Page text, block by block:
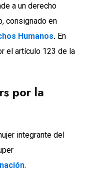
a un derecho
consignado en
Humanos. En
el artículo 123 de la
por la
integrante del
.